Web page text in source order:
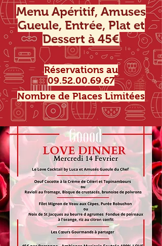
Menu Apéritif, Amuses
Gueule, Entrée, Plat et
Dessert à 45€
Réservations au
09.52.00.69.67
Nombre de Places Limitées